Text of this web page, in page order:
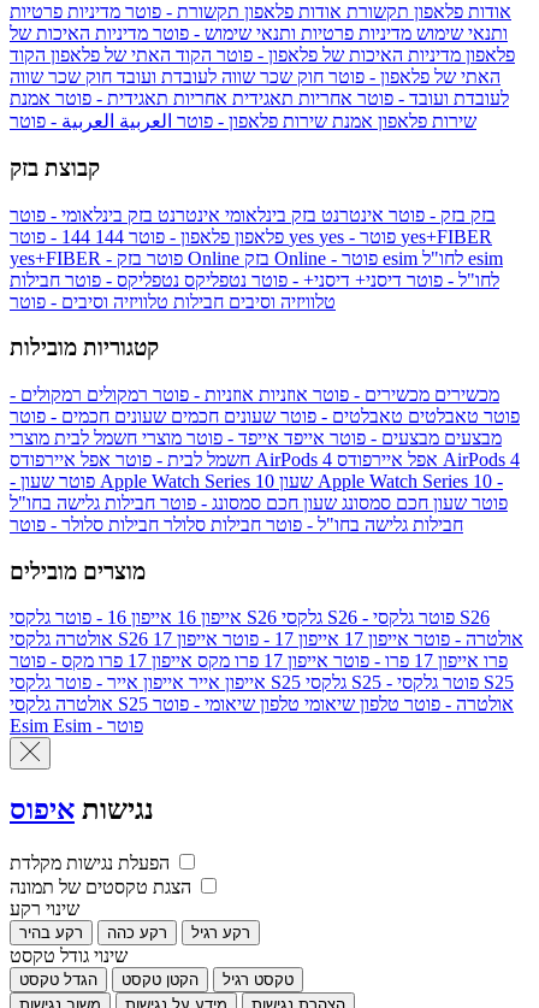
אודות פלאפון תקשורת אודות פלאפון תקשורת - פוטר מדיניות פרטיות
ותנאי שימוש מדיניות פרטיות ותנאי שימוש - פוטר מדיניות האיכות של
פלאפון מדיניות האיכות של פלאפון - פוטר הקוד האתי של פלאפון הקוד
האתי של פלאפון - פוטר חוק שכר שווה לעובדת ועובד חוק שכר שווה
לעובדת ועובד - פוטר אחריות תאגידית אחריות תאגידית - פוטר אמנת
שירות פלאפון אמנת שירות פלאפון - פוטר العربية العربية - פוטר
קבוצת בזק
בזק בזק - פוטר אינטרנט בזק בינלאומי אינטרנט בזק בינלאומי - פוטר
פלאפון פלאפון - פוטר 144 yes
yes+FIBER
yes+FIBER - פוטר בזק Online
esim
לחו"ל - פוטר דיסני+ דיסני+ - פוטר נטפליקס נטפליקס - פוטר חבילות
טלוויזיה וסיבים חבילות טלוויזיה וסיבים - פוטר
קטגוריות מובילות
מכשירים מכשירים - פוטר אוזניות אוזניות - פוטר רמקולים רמקולים -
פוטר טאבלטים טאבלטים - פוטר שעונים חכמים שעונים חכמים - פוטר
מבצעים מבצעים - פוטר אייפד אייפד - פוטר מוצרי חשמל לבית מוצרי
חשמל לבית - פוטר אפל איירפודס AirPods 4 אפל איירפודס AirPods 4
- פוטר שעון Apple Watch Series 10 שעון Apple Watch Series 10 -
פוטר שעון חכם סמסונג שעון חכם סמסונג - פוטר חבילות גלישה בחו"ל
חבילות גלישה בחו"ל - פוטר חבילות סלולר חבילות סלולר - פוטר
מוצרים מובילים
אייפון 16 אייפון 16 - פוטר גלקסי S26 גלקסי S26 - פוטר גלקסי S26
אולטרה
גלקסי S26 אולטרה - פוטר אייפון 17 אייפון 17 - פוטר
אייפון 17
פרו אייפון 17 פרו - פוטר אייפון 17 פרו מקס
אייפון 17 פרו מקס - פוטר
אייפון אייר אייפון אייר - פוטר גלקסי S25 גלקסי S25 - פוטר גלקסי S25
אולטרה
גלקסי S25 אולטרה - פוטר טלפון שיאומי טלפון שיאומי - פוטר
Esim
Esim - פוטר
נגישות איפוס
הפעלת נגישות מקלדת
הצגת טקסטים של תמונה
שינוי רקע
רקע בהיר רקע כהה רקע רגיל
שינוי גודל טקסט
הגדל טקסט הקטן טקסט
טקסט רגיל